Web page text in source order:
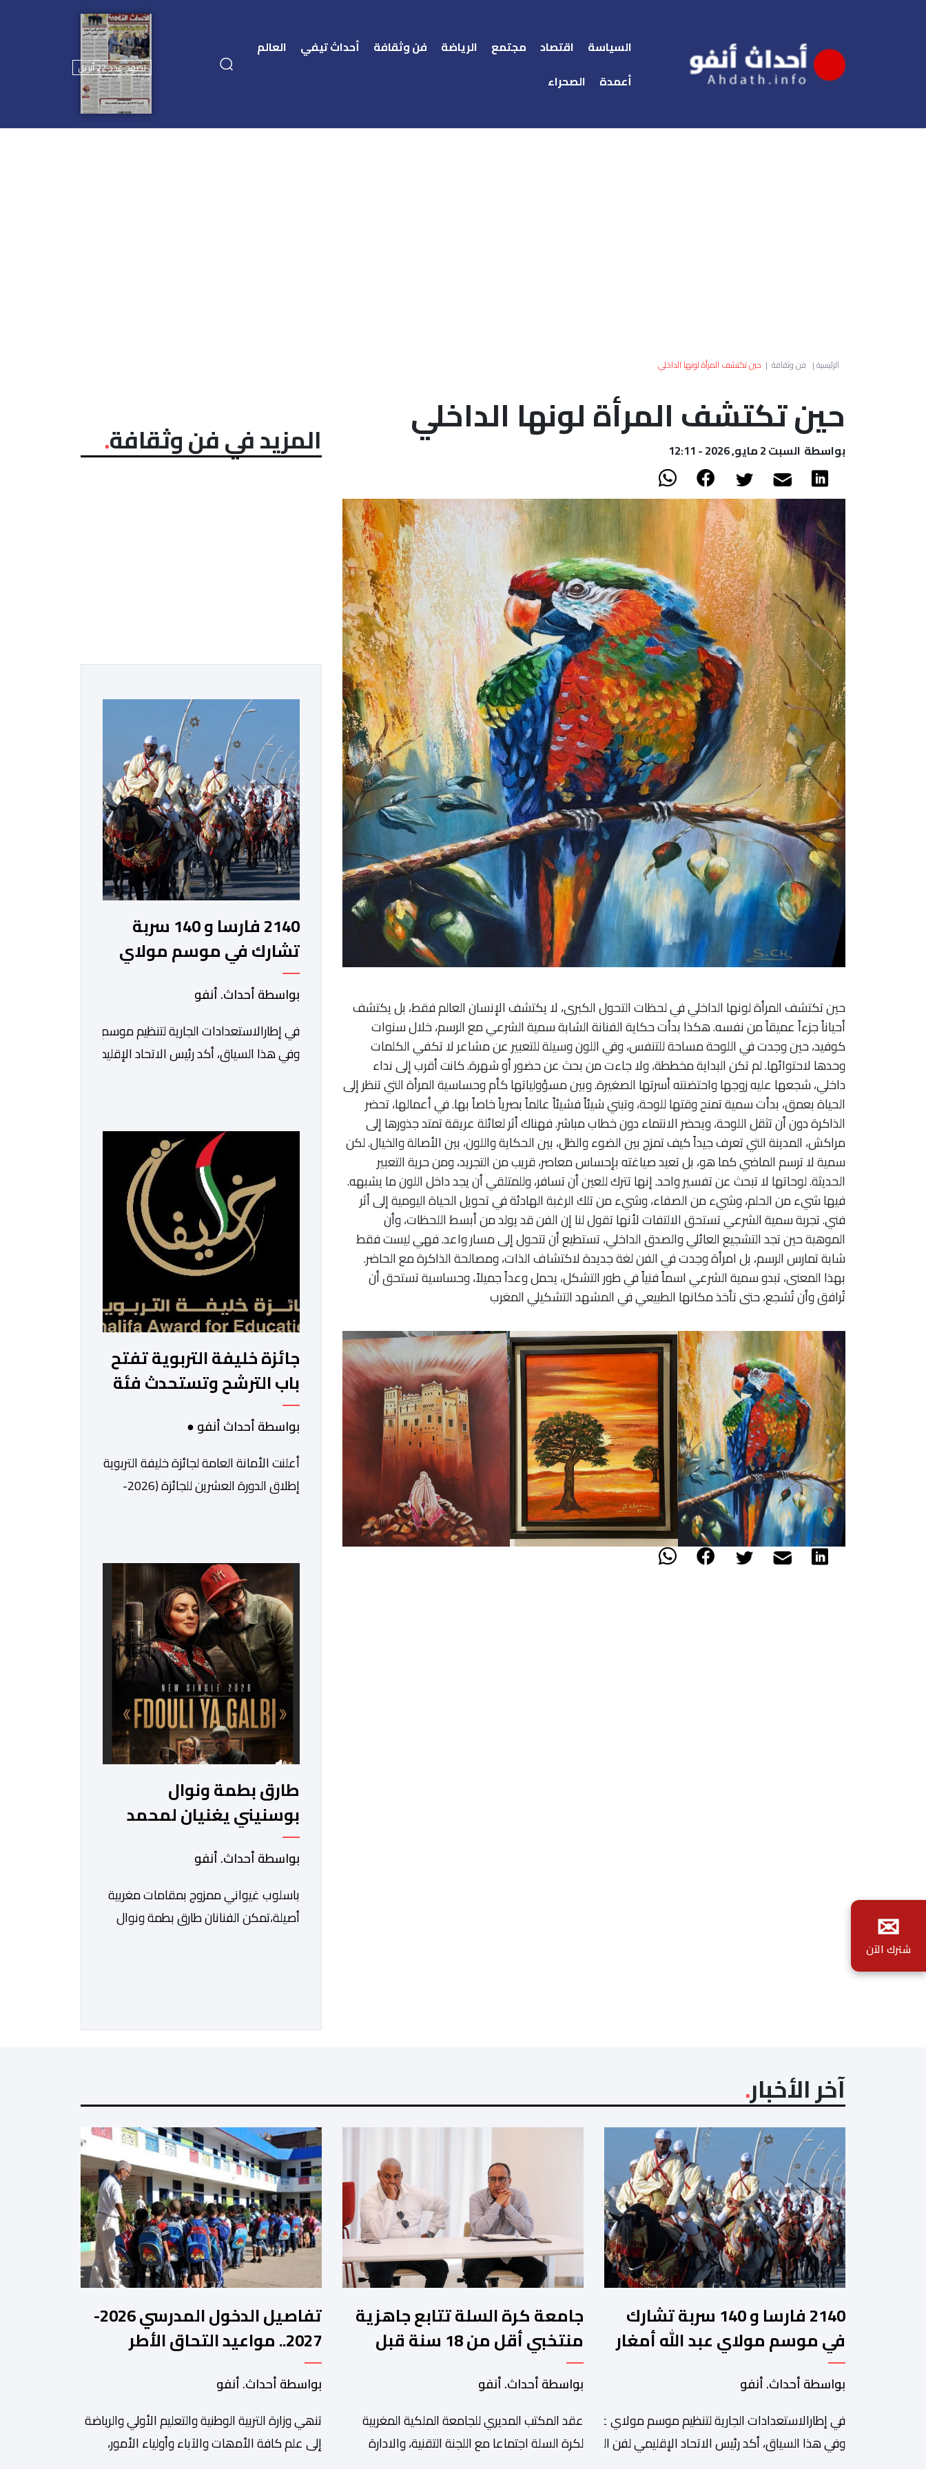
السياسة اقتصاد مجتمع الرياضة فن وثقافة أحداث تيفي
العالم
أعمدة
الصحراء
تصفح عدد 22 أبريل
الرئيسية| فن وثقافة | حين تكتشف المرأة لونها الداخلي
حين تكتشف المرأة لونها الداخلي
بواسطة السبت 2 مايو, 2026 - 12:11
حين تكتشف المرأة لونها الداخلي في لحظات التحول الكبرى، لا يكتشف الإنسان العالم فقط، بل يكتشف
أحياناً جزءاً عميقاً من نفسه. هكذا بدأت حكاية الفنانة الشابة سمية الشرعي مع الرسم، خلال سنوات
كوفيد، حين وجدت في اللوحة مساحة للتنفس، وفي اللون وسيلة للتعبير عن مشاعر لا تكفي الكلمات
وحدها لاحتوائها. لم تكن البداية مخططة، ولا جاءت من بحث عن حضور أو شهرة. كانت أقرب إلى نداء
داخلي، شجعها عليه زوجها واحتضنته أسرتها الصغيرة. وبين مسؤولياتها كأم وحساسية المرأة التي تنظر إلى
الحياة بعمق، بدأت سمية تمنح وقتها للوحة، وتبني شيئاً فشيئاً عالماً بصرياً خاصاً بها. في أعمالها، تحضر
الذاكرة دون أن تثقل اللوحة، ويحضر الانتماء دون خطاب مباشر. فهناك أثر لعائلة عريقة تمتد جذورها إلى
مراكش، المدينة التي تعرف جيداً كيف تمزج بين الضوء والظل، بين الحكاية واللون، بين الأصالة والخيال. لكن
سمية لا ترسم الماضي كما هو، بل تعيد صياغته بإحساس معاصر، قريب من التجريد، ومن حرية التعبير
الحديثة. لوحاتها لا تبحث عن تفسير واحد. إنها تترك للعين أن تسافر، وللمتلقي أن يجد داخل اللون ما يشبهه.
فيها شيء من الحلم، وشيء من الصفاء، وشيء من تلك الرغبة الهادئة في تحويل الحياة اليومية إلى أثر
فني. تجربة سمية الشرعي تستحق الالتفات لأنها تقول لنا إن الفن قد يولد من أبسط اللحظات، وأن
الموهبة حين تجد التشجيع العائلي والصدق الداخلي، تستطيع أن تتحول إلى مسار واعد. فهي ليست فقط
شابة تمارس الرسم، بل امرأة وجدت في الفن لغة جديدة لاكتشاف الذات، ومصالحة الذاكرة مع الحاضر.
بهذا المعنى، تبدو سمية الشرعي اسماً فنياً في طور التشكل، يحمل وعداً جميلاً، وحساسية تستحق أن
تُرافق وأن تُشجع، حتى تأخذ مكانها الطبيعي في المشهد التشكيلي المغرب
المزيد في فن وثقافة
2140 فارسا و 140 سربة
تشارك في موسم مولاي
عبد الله أمغار
بواسطة أحداث. أنفو
في إطارالاستعدادات الجارية لتنظيم موسم مولاي عبد الله
وفي هذا السياق، أكد رئيس الاتحاد الإقليمي لفن التبوريدة،
وتبرز هذه الأرقام الحجم الكبير الذي باتت تعرفه
ومن المرتقب أن تعرف فعاليات الموسم إقبالا
جماهيريا
واسعا،في ظل الشغف الكبير الذي يحظى به فن التبوريدة،
جائزة خليفة التربوية تفتح
باب الترشح وتستحدث فئة
للابتكار والذكاء
الاصطناعي
بواسطة أحداث أنفو ●
أعلنت الأمانة العامة لجائزة خليفة التربوية
إطلاق الدورة العشرين للجائزة (2026-
تكتسب أهمية خاصة لتزامنها مع مرور
عشرين عاماً على انطلاق الجائزة، وتشهد
للمرة الأولى استحداث فئة “الابتكار
والذكاء الاصطناعي في التعليم”، إلى
جانب طرح 10 مجالات […]
طارق بطمة ونوال
بوسنيني يغنيان لمحمد
بطمة
بواسطة أحداث. أنفو
باسلوب غيواني ممزوج بمقامات مغربية
أصيلة،تمكن الفنانان طارق بطمة ونوال
بتوزيعها اسامة باهي،باسلوب سلس
طارق بطمة ونوال بوسنيني أن يعطيا روحا
فريدة لهذه الاغنية,بفضل أدا […]
آخر الأخبار
2140 فارسا و 140 سربة تشارك
في موسم مولاي عبد الله أمغار
بواسطة أحداث. أنفو
في إطارالاستعدادات الجارية لتنظيم موسم مولاي عبد الله أمغار،تواصلت عملية إحصاء السربات المشاركة في واحدة من أبرزالتظاهرات التراثية بالمغرب، والتي تستقطب سنويا
وفي هذا السياق، أكد رئيس الاتحاد الإقليمي لفن التبوريدة،
جامعة كرة السلة تتابع جاهزية
منتخبي أقل من 18 سنة قبل
كأس إفريقيا
بواسطة أحداث. أنفو
عقد المكتب المديري للجامعة الملكية المغربية
لكرة السلة اجتماعا مع اللجنة التقنية، والادارة
تفاصيل الدخول المدرسي 2026-
2027.. مواعيد التحاق الأطر
والتلاميذ بالمؤسسات التعليمية
بواسطة أحداث. أنفو
تنھي وزارة التربیة الوطنیة والتعلیم الأولي والریاضة
إلى علم كافة الأمھات والآباء وأولیاء الأمور،
✉
شترك الآن